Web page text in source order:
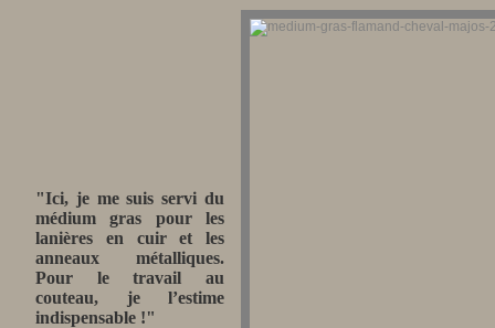
"Ici, je me suis servi du
médium gras pour les
lanières en cuir et les
anneaux métalliques.
Pour le travail au
couteau, je l’estime
indispensable !"